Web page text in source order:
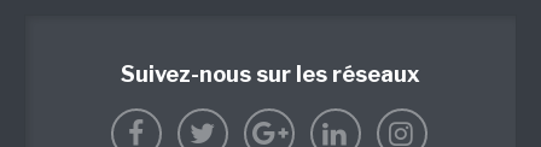
Suivez-nous sur les réseaux